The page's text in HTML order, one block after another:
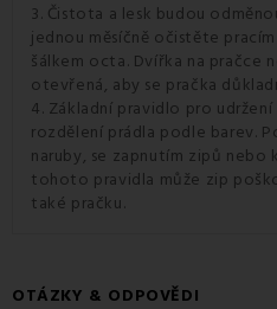
3. Čistota a lesk budou
jednou měsíčně očistěte
šálkem octa. Dvířka na pračce
otevřená, aby se pračka
4. Základní pravidlo pro
rozdělení prádla podle barev.
naruby, se zapnutím zipů
tohoto pravidla může zip
také pračku.
OTÁZKY & ODPOVĚDI